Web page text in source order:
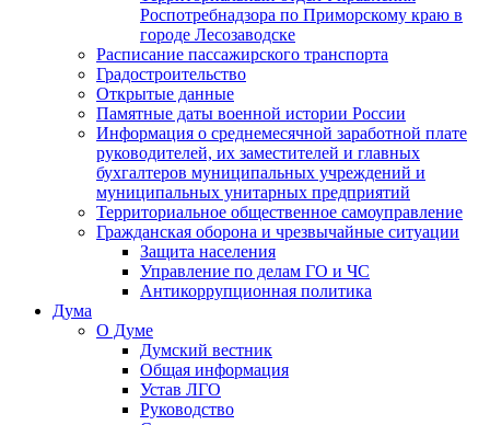
Роспотребнадзора по Приморскому краю в
городе Лесозаводске
Расписание пассажирского транспорта
Градостроительство
Открытые данные
Памятные даты военной истории России
Информация о среднемесячной заработной плате
руководителей, их заместителей и главных
бухгалтеров муниципальных учреждений и
муниципальных унитарных предприятий
Территориальное общественное самоуправление
Гражданская оборона и чрезвычайные ситуации
Защита населения
Управление по делам ГО и ЧС
Антикоррупционная политика
Дума
О Думе
Думский вестник
Общая информация
Устав ЛГО
Руководство